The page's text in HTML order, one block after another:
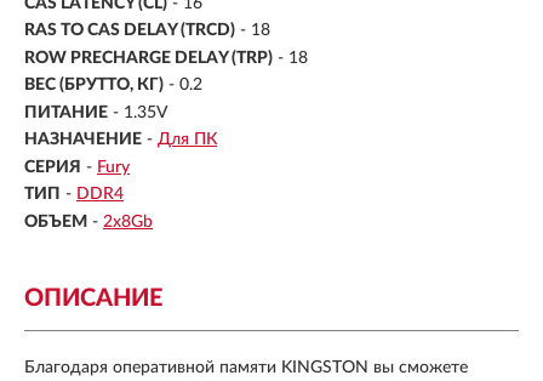
CAS LATENCY (CL) - 16
RAS TO CAS DELAY (TRCD) - 18
ROW PRECHARGE DELAY (TRP) - 18
ВЕС (БРУТТО, КГ) - 0.2
ПИТАНИЕ - 1.35V
НАЗНАЧЕНИЕ - Для ПК
СЕРИЯ - Fury
ТИП - DDR4
ОБЪЕМ - 2х8Gb
ОПИСАНИЕ
Благодаря оперативной памяти KINGSTON вы сможете